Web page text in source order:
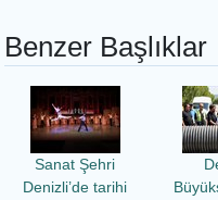
Benzer Başlıklar
Sanat Şehri
Denizli’de tarihi